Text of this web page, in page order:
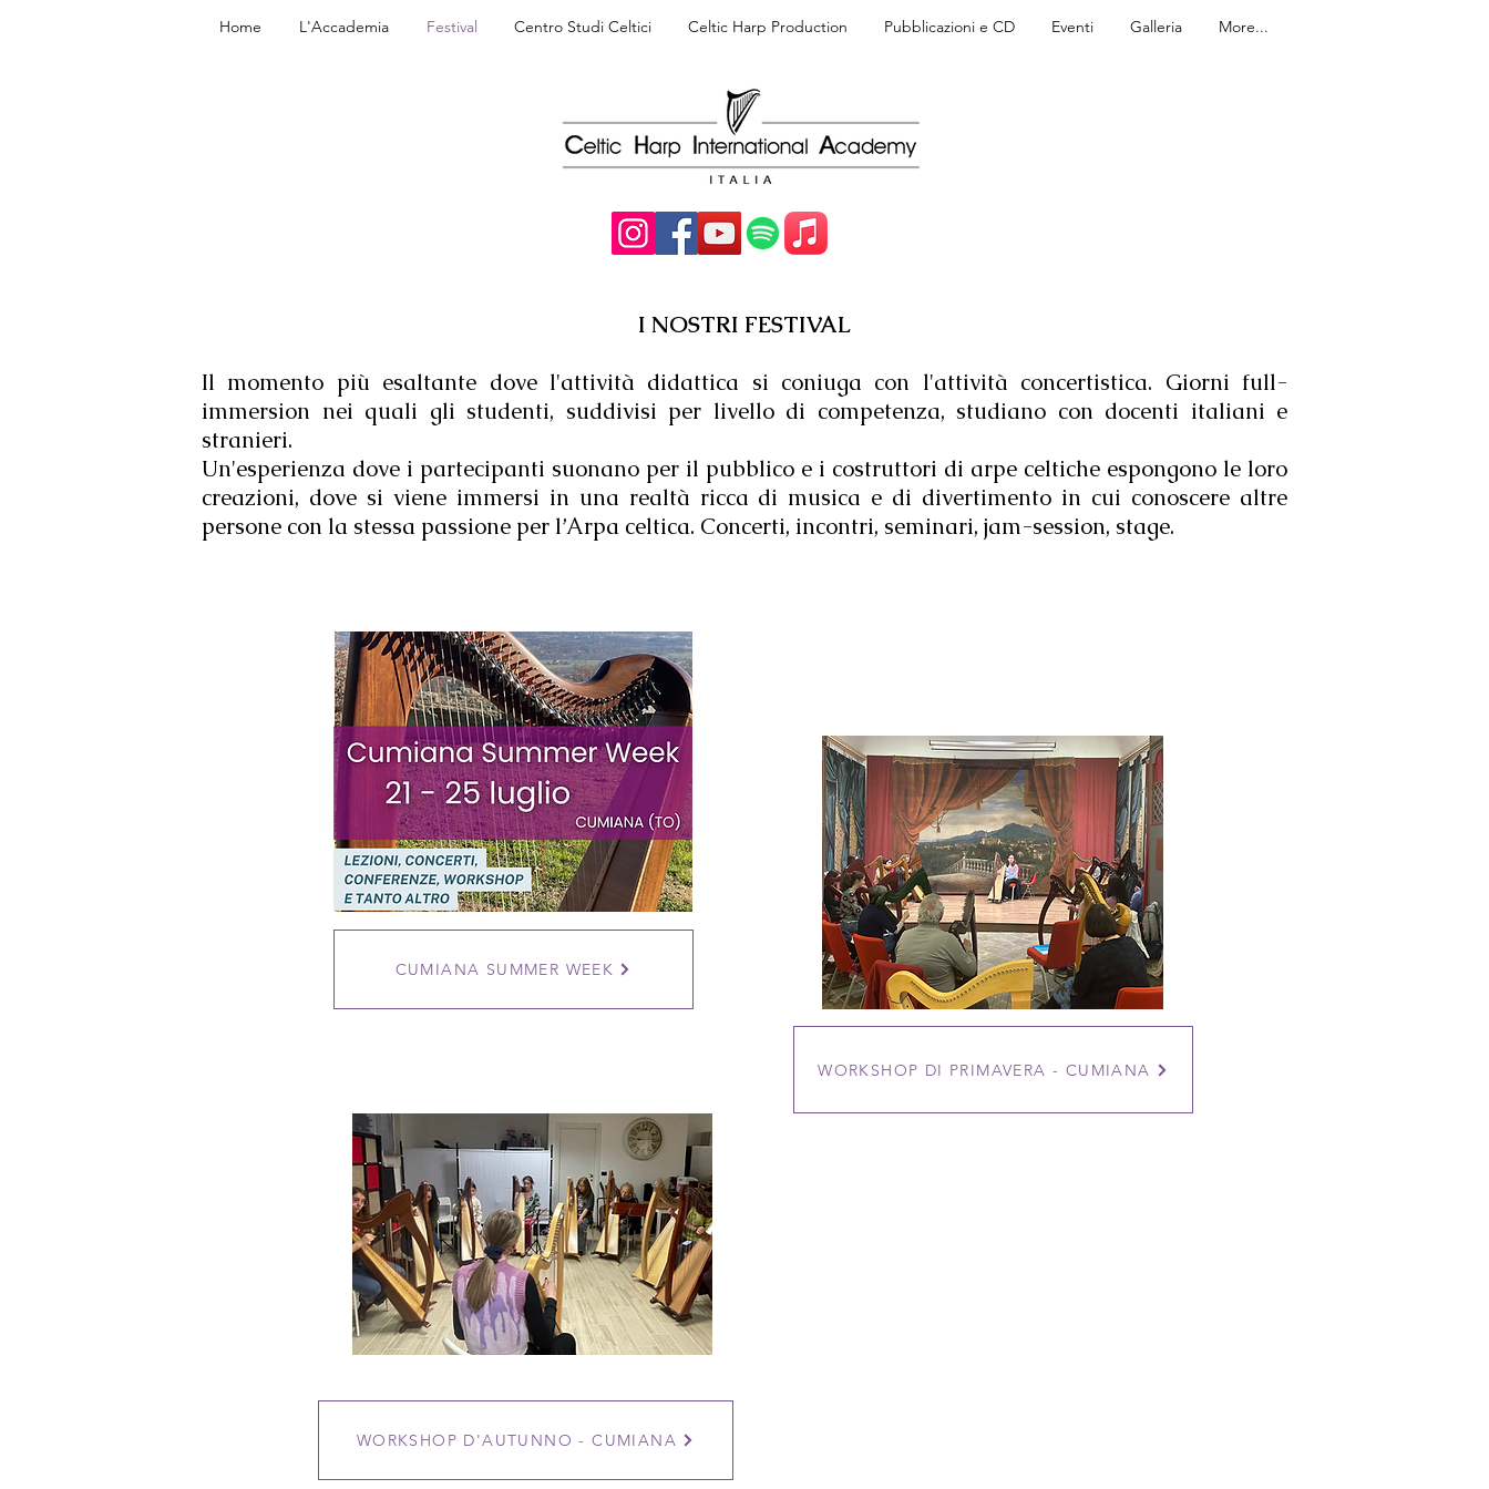
Home L'Accademia Festival Centro Studi Celtici Celtic Harp Production Pubblicazioni e CD Eventi Galleria More...
I NOSTRI FESTIVAL
Il momento più esaltante dove l'attività didattica si coniuga con l'attività concertistica. Giorni full-
immersion nei quali gli studenti, suddivisi per livello di competenza, studiano con docenti italiani e
stranieri.
Un'esperienza dove i partecipanti suonano per il pubblico e i costruttori di arpe celtiche espongono le loro
creazioni, dove si viene immersi in una realtà ricca di musica e di divertimento in cui conoscere altre
persone con la stessa passione per l’Arpa celtica. Concerti, incontri, seminari, jam-session, stage.
CUMIANA SUMMER WEEK
WORKSHOP DI PRIMAVERA - CUMIANA
WORKSHOP D'AUTUNNO - CUMIANA